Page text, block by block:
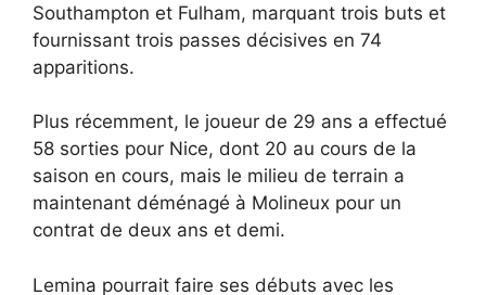
Southampton et Fulham, marquant trois buts et
fournissant trois passes décisives en 74
apparitions.
Plus récemment, le joueur de 29 ans a effectué
58 sorties pour Nice, dont 20 au cours de la
saison en cours, mais le milieu de terrain a
maintenant déménagé à Molineux pour un
contrat de deux ans et demi.
Lemina pourrait faire ses débuts avec les